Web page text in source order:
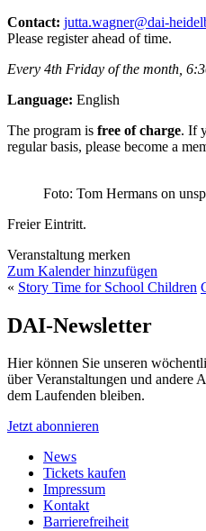
Contact: jutta.wagner@dai-
Please register ahead of time.
Every 4th Friday of the month,
Language: English
The program is free of charge. If
regular basis, please become a
Foto: Tom Hermans on
Freier Eintritt.
Veranstaltung merken
Zum Kalender hinzufügen
« Story Time for School Children
DAI-Newsletter
Hier können Sie unseren
über Veranstaltungen und andere
dem Laufenden bleiben.
Jetzt abonnieren
News
Tickets kaufen
Impressum
Kontakt
Barrierefreiheit